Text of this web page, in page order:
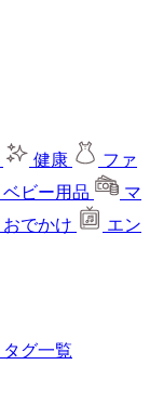
健康
ファ
ベビー用品
マ
おでかけ
エン
タグ一覧